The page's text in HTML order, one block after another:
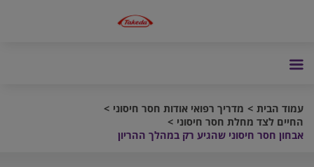
עמוד הבית
מדריך רפואי אודות חסר חיסוני
החיים לצד מחלת חסר חיסוני
אבחון חסר חיסוני שהגיע רק במהלך ההריון